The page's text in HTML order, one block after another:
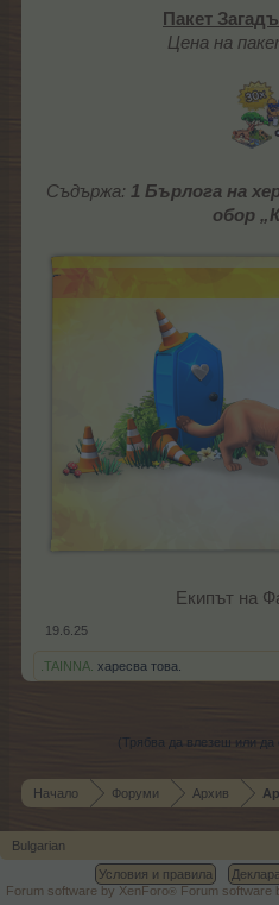
Пакет
Цена на
Съдържа: 1 Бърлога на
обор „
Екипът на
19.6.25
.TAINNA. харесва това.
(Трябва да влезеш или да
Начало Форуми Архив
Bulgarian
Условия и правила
Forum software by XenForo ® Forum software